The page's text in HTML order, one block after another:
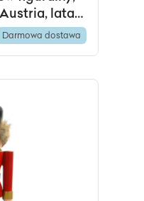
lata
Darmowa dostawa